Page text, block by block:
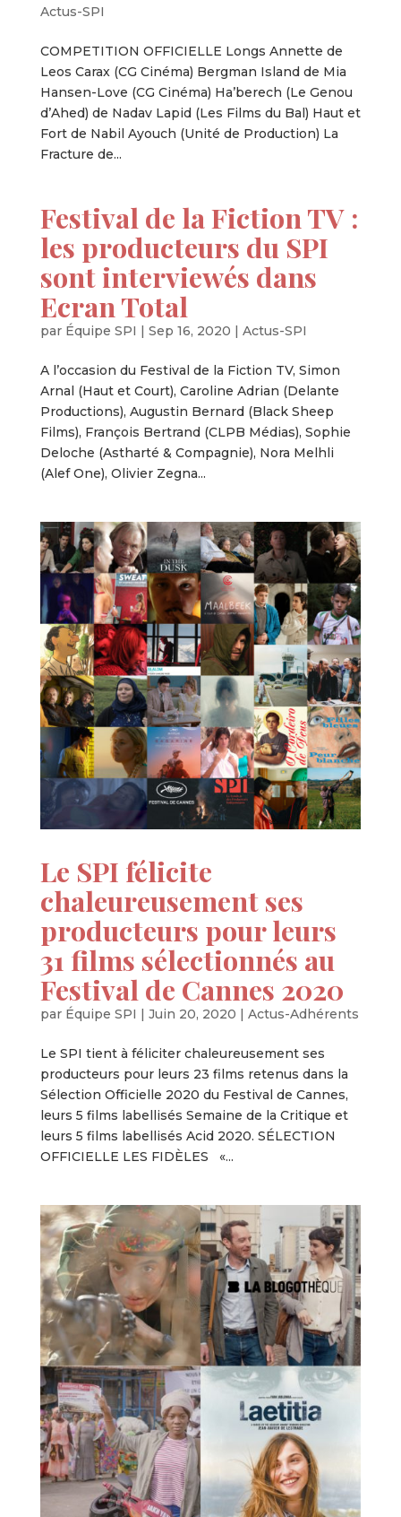
Actus-SPI
COMPETITION OFFICIELLE Longs Annette de
Leos Carax (CG Cinéma) Bergman Island de Mia
Hansen-Love (CG Cinéma) Ha’berech (Le Genou
d’Ahed) de Nadav Lapid (Les Films du Bal) Haut et
Fort de Nabil Ayouch (Unité de Production) La
Fracture de...
Festival de la Fiction TV :
les producteurs du SPI
sont interviewés dans
Ecran Total
par Équipe SPI | Sep 16, 2020 | Actus-SPI
A l’occasion du Festival de la Fiction TV, Simon
Arnal (Haut et Court), Caroline Adrian (Delante
Productions), Augustin Bernard (Black Sheep
Films), François Bertrand (CLPB Médias), Sophie
Deloche (Astharté & Compagnie), Nora Melhli
(Alef One), Olivier Zegna...
Le SPI félicite
chaleureusement ses
producteurs pour leurs
31 films sélectionnés au
Festival de Cannes 2020
par Équipe SPI Juin 20, 2020 Actus-Adhérents
Le SPI tient à féliciter chaleureusement ses
producteurs pour leurs 23 films retenus dans la
Sélection Officielle 2020 du Festival de Cannes,
leurs 5 films labellisés Semaine de la Critique et
leurs 5 films labellisés Acid 2020. SÉLECTION
OFFICIELLE LES FIDÈLES «...